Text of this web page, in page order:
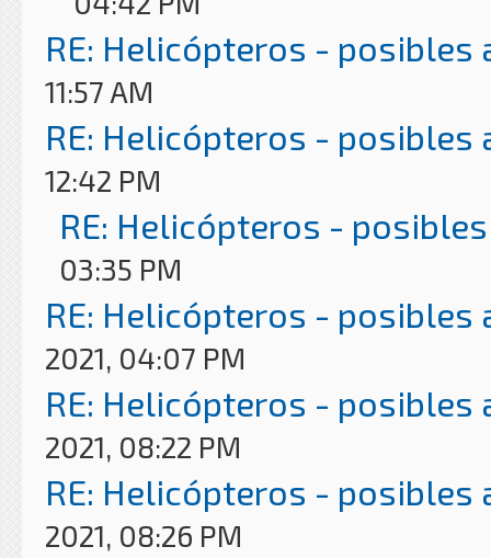
RE: Helicópteros - posibles
11:57 AM
RE: Helicópteros - posibles
12:42 PM
RE: Helicópteros -
03:35 PM
RE: Helicópteros - posibles
2021, 04:07 PM
RE: Helicópteros - posibles
2021, 08:22 PM
RE: Helicópteros - posibles
2021, 08:26 PM